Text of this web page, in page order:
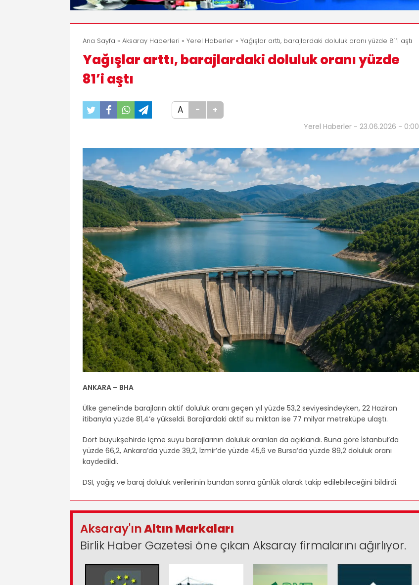
Ana Sayfa » Aksaray Haberleri » Yerel Haberler » Yağışlar arttı, barajlardaki doluluk oranı yüzde 81’i aştı
Yağışlar arttı, barajlardaki doluluk oranı yüzde
81’i aştı
A - +
Yerel Haberler - 23.06.2026 - 0:00
ANKARA – BHA
Ülke genelinde barajların aktif doluluk oranı geçen yıl yüzde 53,2 seviyesindeyken, 22 Haziran
itibarıyla yüzde 81,4’e yükseldi. Barajlardaki aktif su miktarı ise 77 milyar metreküpe ulaştı.
Dört büyükşehirde içme suyu barajlarının doluluk oranları da açıklandı. Buna göre İstanbul’da
yüzde 66,2, Ankara’da yüzde 39,2, İzmir’de yüzde 45,6 ve Bursa’da yüzde 89,2 doluluk oranı
kaydedildi.
DSİ, yağış ve baraj doluluk verilerinin bundan sonra günlük olarak takip edilebileceğini bildirdi.
Aksaray'ınAltın Markaları
Birlik Haber Gazetesi öne çıkan Aksaray firmalarını ağırlıyor.